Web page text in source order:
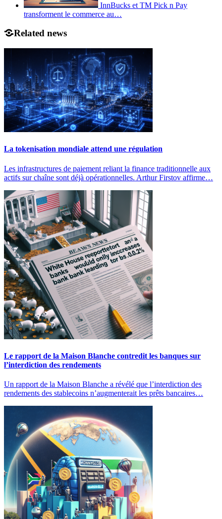
InnBucks et TM Pick n Pay
transforment le commerce au…
Related news
La tokenisation mondiale attend une régulation
Les infrastructures de paiement reliant la finance traditionnelle aux
actifs sur chaîne sont déjà opérationnelles. Arthur Firstov affirme…
Le rapport de la Maison Blanche contredit les banques sur
l’interdiction des rendements
Un rapport de la Maison Blanche a révélé que l’interdiction des
rendements des stablecoins n’augmenterait les prêts bancaires…